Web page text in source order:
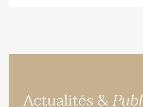
Actualités &